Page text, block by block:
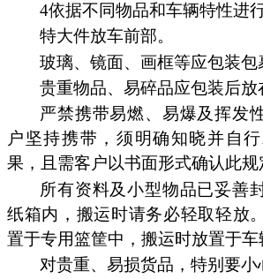
4依据不同物品和车辆特性进
特大件放车前部。
玻璃、镜面、画框等应包装包
贵重物品、易碎品应包装后放
严禁携带易燃、易爆及挥发
户坚持携带，须明确知晓并自
果，且需客户以书面形式确认此规
所有资料及小型物品已妥善
纸箱内，搬运时请务必轻取轻放
置于专用篮筐中，搬运时放置于车
对贵重、易损货品，特别要小